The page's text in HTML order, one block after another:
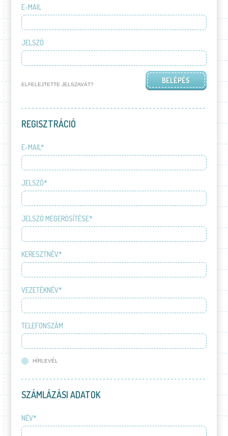
E-MAIL
JELSZÓ
ELFELEJTETTE JELSZAVÁT?
REGISZTRÁCIÓ
E-MAIL*
JELSZÓ*
JELSZÓ MEGERŐSÍTÉSE*
KERESZTNÉV*
VEZETÉKNÉV*
TELEFONSZÁM
HÍRLEVÉL
SZÁMLÁZÁSI ADATOK
NÉV*